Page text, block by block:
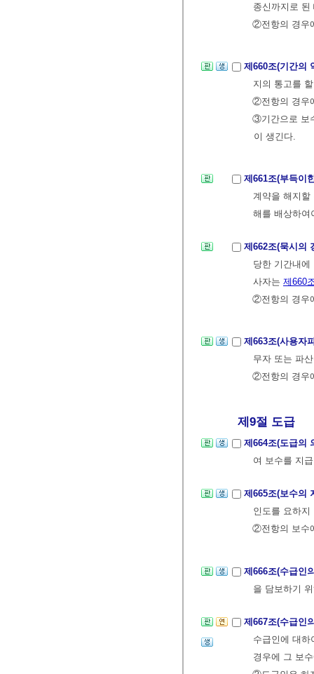
종신까지로
②전항의 경우
제660조(기간의
지의 통고를
②전항의 경우
③기간으로 보
이 생긴다.
제661조(부득이
계약을 해지할
해를 배상하여
제662조(묵시의
당한 기간내
사자는 제660
②전항의 경우
제663조(사용자
무자 또는 파
②전항의 경우
제9절 도급
제664조(도급의
여 보수를 지
제665조(보수의
인도를 요하
②전항의 보수
제666조(수급인
을 담보하기
제667조(수급인
수급인에 대
경우에 그 보